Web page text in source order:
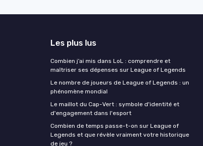
Les plus lus
Combien j’ai mis dans LoL : comprendre et
maîtriser ses dépenses sur League of Legends
Le nombre de joueurs de League of Legends : un
phénomène mondial
Le maillot du Cap-Vert : symbole d'identité et
d'engagement dans l'esport
Combien de temps passe-t-on sur League of
Legends et que révèle vraiment votre historique
de jeu ?